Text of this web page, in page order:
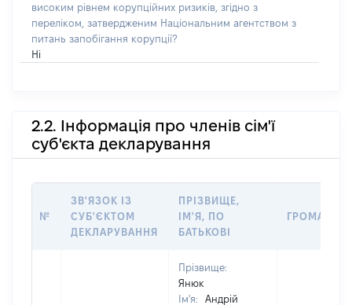
високим рівнем корупційних ризиків, згідно з
переліком, затвердженим Національним агентством з
питань запобігання корупції?
Ні
2.2. Інформація про членів сім'ї
суб'єкта декларування
№
ЗВ'ЯЗОК ІЗ
СУБ'ЄКТОМ
ДЕКЛАРУВАННЯ
ПРІЗВИЩЕ,
ІМ'Я, ПО
БАТЬКОВІ
Прізвище:
Янюк
Ім'я:
Андрій